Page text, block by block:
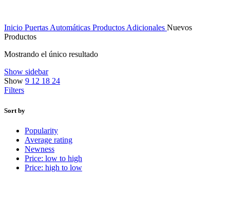
Inicio Puertas Automáticas Productos Adicionales Nuevos
Productos
Mostrando el único resultado
Show sidebar
Show 9 12 18 24
Filters
Sort by
Popularity
Average rating
Newness
Price: low to high
Price: high to low